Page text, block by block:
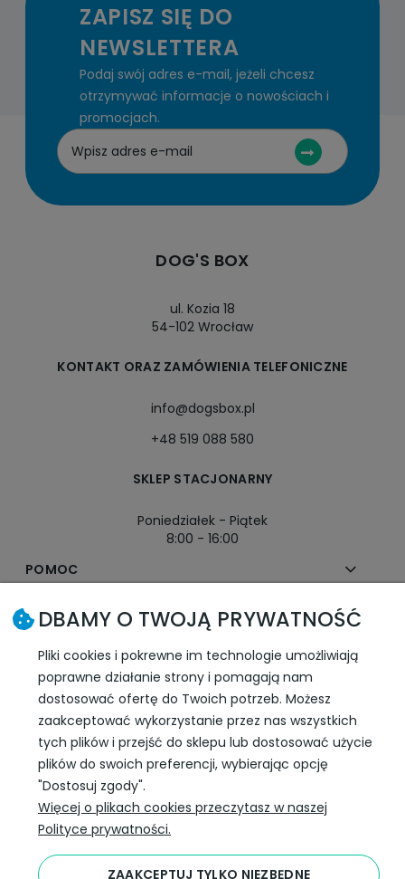
ZAPISZ SIĘ DO
NEWSLETTERA
Podaj swój adres e-mail, jeżeli chcesz
otrzymywać informacje o nowościach i
promocjach.
DOG'S BOX
ul. Kozia 18
54-102 Wrocław
KONTAKT ORAZ ZAMÓWIENIA TELEFONICZNE
info@dogsbox.pl
+48 519 088 580
SKLEP STACJONARNY
Poniedziałek - Piątek
8:00 - 16:00
POMOC
MOJE KONTO
PŁATNOŚCI I DOSTAWA
INFORMACJE
SLEDŹ NAS W SOCIAL MEDIA
DBAMY O TWOJĄ PRYWATNOŚĆ
Pliki cookies i pokrewne im technologie umożliwiają
poprawne działanie strony i pomagają nam
dostosować ofertę do Twoich potrzeb. Możesz
zaakceptować wykorzystanie przez nas wszystkich
tych plików i przejść do sklepu lub dostosować użycie
plików do swoich preferencji, wybierając opcję
"Dostosuj zgody".
Więcej o plikach cookies przeczytasz w naszej
Polityce prywatności.
ZAAKCEPTUJ TYLKO NIEZBĘDNE